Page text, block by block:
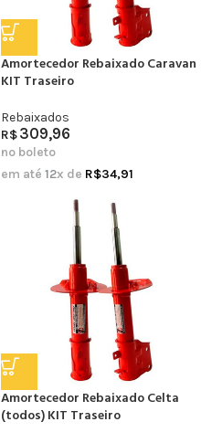
Amortecedor Rebaixado Caravan
KIT Traseiro
Rebaixados
R$309,96
no boleto
em até 12x de R$34,91
Amortecedor Rebaixado Celta
(todos) KIT Traseiro